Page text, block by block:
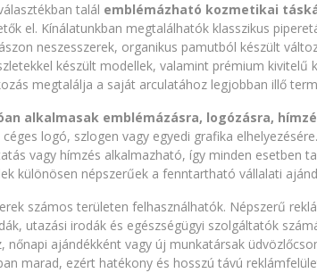
talál emblémázható kozmetikai
el. Kínálatunkban megtalálhatók klasszikus
neszesszerek, organikus pamutból készült
készült modellek, valamint prémium
megtalálja a saját arculatához legjobban illő
alkalmasak emblémázásra, logózásra,
logó, szlogen vagy egyedi grafika
vagy hímzés alkalmazható, így minden esetben
különösen népszerűek a fenntartható vállalati
számos területen felhasználhatók. Népszerű
utazási irodák és egészségügyi szolgáltatók
nőnapi ajándékként vagy új munkatársak
marad, ezért hatékony és hosszú távú